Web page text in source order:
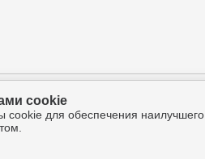
112а, оф.325
cookie
для обеспечения наилучшего